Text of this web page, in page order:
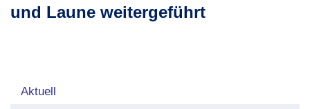
und Laune weitergeführt
Aktuell